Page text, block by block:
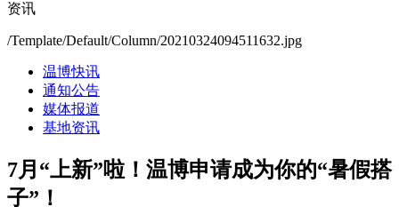
资讯
/Template/Default/Column/20210324094511632.jpg
温博快讯
通知公告
媒体报道
基地资讯
7月“上新”啦！温博申请成为你的“暑假搭
子”！